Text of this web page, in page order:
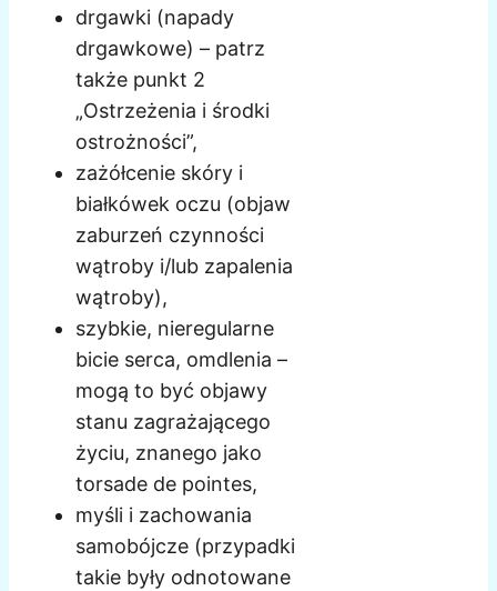
drgawki (napady
drgawkowe) – patrz
także punkt 2
„Ostrzeżenia i środki
ostrożności”,
zażółcenie skóry i
białkówek oczu (objaw
zaburzeń czynności
wątroby i/lub zapalenia
wątroby),
szybkie, nieregularne
bicie serca, omdlenia –
mogą to być objawy
stanu zagrażającego
życiu, znanego jako
torsade de pointes,
myśli i zachowania
samobójcze (przypadki
takie były odnotowane